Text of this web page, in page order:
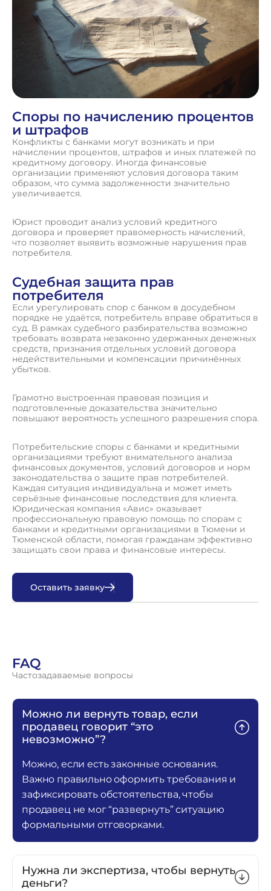
Споры по начислению процентов
и штрафов
Конфликты с банками могут возникать и при
начислении процентов, штрафов и иных платежей по
кредитному договору. Иногда финансовые
организации применяют условия договора таким
образом, что сумма задолженности значительно
увеличивается.
Юрист проводит анализ условий кредитного
договора и проверяет правомерность начислений,
что позволяет выявить возможные нарушения прав
потребителя.
Судебная защита прав
потребителя
Если урегулировать спор с банком в досудебном
порядке не удаётся, потребитель вправе обратиться в
суд. В рамках судебного разбирательства возможно
требовать возврата незаконно удержанных денежных
средств, признания отдельных условий договора
недействительными и компенсации причинённых
убытков.
Грамотно выстроенная правовая позиция и
подготовленные доказательства значительно
повышают вероятность успешного разрешения спора.
Потребительские споры с банками и кредитными
организациями требуют внимательного анализа
финансовых документов, условий договоров и норм
законодательства о защите прав потребителей.
Каждая ситуация индивидуальна и может иметь
серьёзные финансовые последствия для клиента.
Юридическая компания «Авис» оказывает
профессиональную правовую помощь по спорам с
банками и кредитными организациями в Тюмени и
Тюменской области, помогая гражданам эффективно
защищать свои права и финансовые интересы.
Оставить заявку
FAQ
Частозадаваемые вопросы
Можно ли вернуть товар, если
продавец говорит “это
невозможно”?
Можно, если есть законные основания.
Важно правильно оформить требования и
зафиксировать обстоятельства, чтобы
продавец не мог “развернуть” ситуацию
формальными отговорками.
Нужна ли экспертиза, чтобы вернуть
деньги?